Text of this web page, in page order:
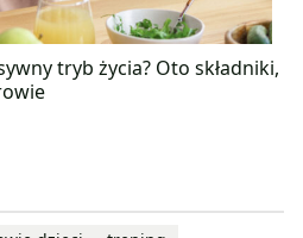
tryb życia? Oto składniki,